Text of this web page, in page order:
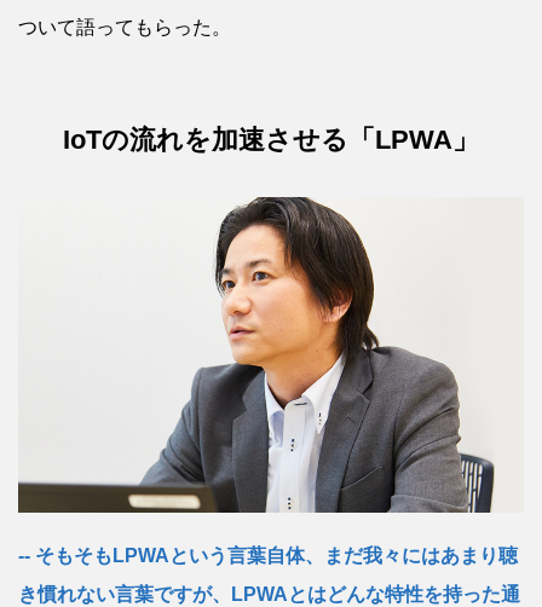
ついて語ってもらった。
IoTの流れを加速させる「LPWA」
そもそもLPWAという言葉自体、まだ我々にはあまり聴
き慣れない言葉ですが、LPWAとはどんな特性を持った通